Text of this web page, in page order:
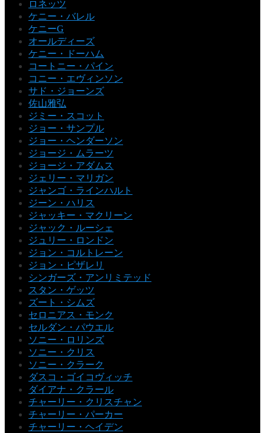
ロネッツ
ケニー・バレル
ケニーG
オールディーズ
ケニー・ドーハム
コートニー・パイン
コニー・エヴィンソン
サド・ジョーンズ
佐山雅弘
ジミー・スコット
ジョー・サンプル
ジョー・ヘンダーソン
ジョージ・ムラーツ
ジョージ・アダムス
ジェリー・マリガン
ジャンゴ・ラインハルト
ジーン・ハリス
ジャッキー・マクリーン
ジャック・ルーシェ
ジュリー・ロンドン
ジョン・コルトレーン
ジョン・ピザレリ
シンガーズ・アンリミテッド
スタン・ゲッツ
ズート・シムズ
セロニアス・モンク
セルダン・パウエル
ソニー・ロリンズ
ソニー・クリス
ソニー・クラーク
ダスコ・ゴイコヴィッチ
ダイアナ・クラール
チャーリー・クリスチャン
チャーリー・パーカー
チャーリー・ヘイデン